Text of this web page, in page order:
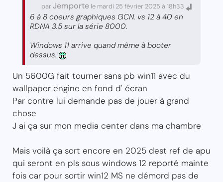
parJemporte le mardi 25 février 2025 à 18h33
6 à 8 coeurs graphiques GCN. vs 12 à 40 en
RDNA 3.5 sur la série 8000.
Windows 11 arrive quand même à booter
dessus.
Un 5600G fait tourner sans pb win11 avec du
wallpaper engine en fond d' écran
Par contre lui demande pas de jouer à grand
chose
J ai ça sur mon media center dans ma chambre
Mais voilà ça sort encore en 2025 dest ref de apu
qui seront en pls sous windows 12 reporté mainte
fois car pour sortir win12 MS ne démord pas de